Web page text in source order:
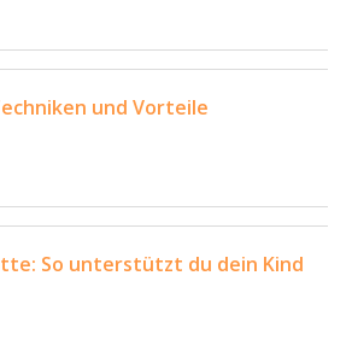
und Vorteile
So unterstützt du dein Kind